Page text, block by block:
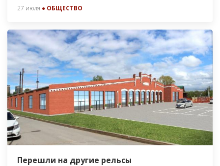
27 июля ● ОБЩЕСТВО
Перешли на другие рельсы